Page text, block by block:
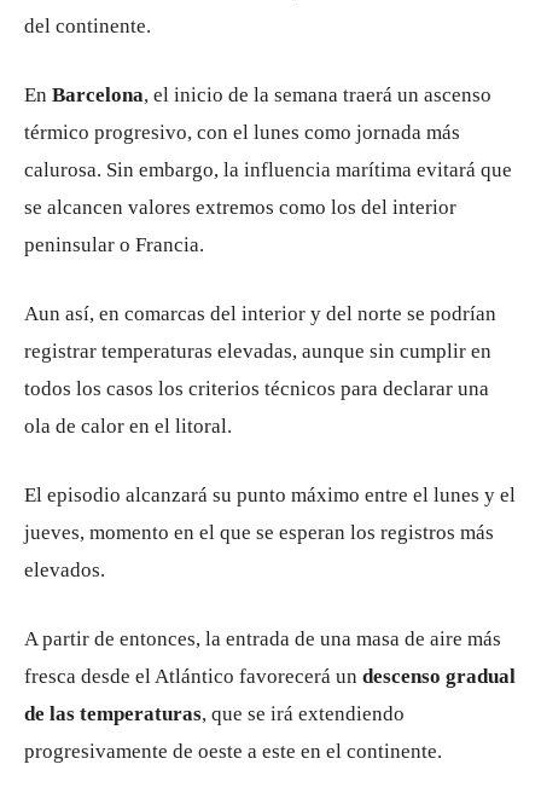
del continente.
En Barcelona, el inicio de la semana traerá un ascenso
térmico progresivo, con el lunes como jornada más
calurosa. Sin embargo, la influencia marítima evitará que
se alcancen valores extremos como los del interior
peninsular o Francia.
Aun así, en comarcas del interior y del norte se podrían
registrar temperaturas elevadas, aunque sin cumplir en
todos los casos los criterios técnicos para declarar una
ola de calor en el litoral.
El episodio alcanzará su punto máximo entre el lunes y el
jueves, momento en el que se esperan los registros más
elevados.
A partir de entonces, la entrada de una masa de aire más
fresca desde el Atlántico favorecerá un descenso gradual
de las temperaturas, que se irá extendiendo
progresivamente de oeste a este en el continente.